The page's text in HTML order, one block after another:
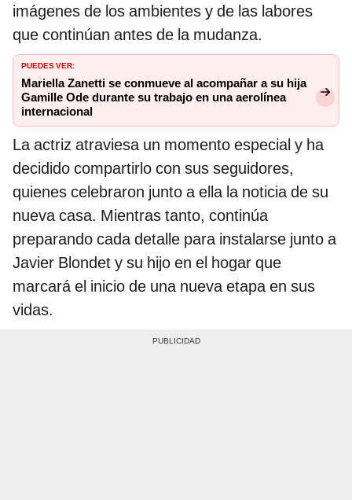
imágenes de los ambientes y de las labores
que continúan antes de la mudanza.
PUEDES VER:
Mariella Zanetti se conmueve al acompañar a su hija
Gamille Ode durante su trabajo en una aerolínea
internacional
La actriz atraviesa un momento especial y ha
decidido compartirlo con sus seguidores,
quienes celebraron junto a ella la noticia de su
nueva casa. Mientras tanto, continúa
preparando cada detalle para instalarse junto a
Javier Blondet y su hijo en el hogar que
marcará el inicio de una nueva etapa en sus
vidas.